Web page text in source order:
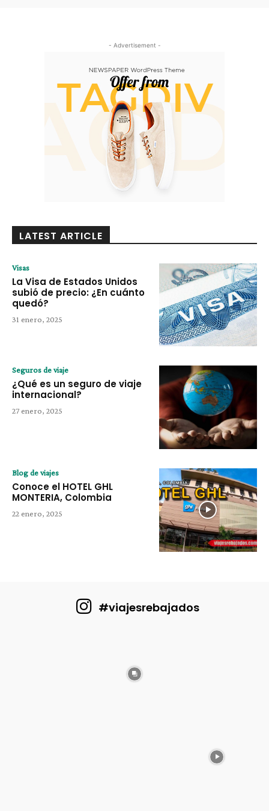
- Advertisement -
LATEST ARTICLE
Visas
La Visa de Estados Unidos
subió de precio: ¿En cuánto
quedó?
31 enero, 2025
Seguros de viaje
¿Qué es un seguro de viaje
internacional?
27 enero, 2025
Blog de viajes
Conoce el HOTEL GHL
MONTERIA, Colombia
22 enero, 2025
#viajesrebajados